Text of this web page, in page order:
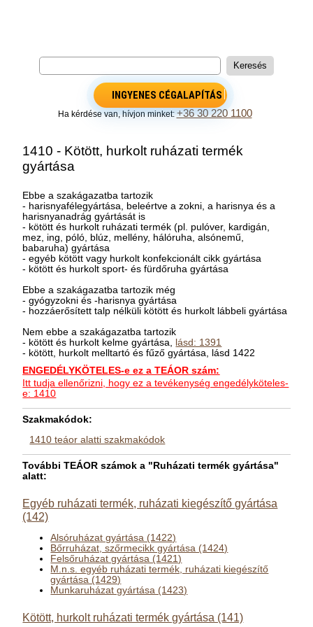
INGYENES CÉGALAPÍTÁS
Ha kérdése van, hívjon minket:+36 30 220 1100
1410 - Kötött, hurkolt ruházati termék
gyártása
Ebbe a szakágazatba tartozik
- harisnyafélegyártása, beleértve a zokni, a harisnya és a
harisnyanadrág gyártását is
- kötött és hurkolt ruházati termék (pl. pulóver, kardigán,
mez, ing, póló, blúz, mellény, hálóruha, alsónemű,
babaruha) gyártása
- egyéb kötött vagy hurkolt konfekcionált cikk gyártása
- kötött és hurkolt sport- és fürdőruha gyártása
Ebbe a szakágazatba tartozik még
- gyógyzokni és -harisnya gyártása
- hozzáerősített talp nélküli kötött és hurkolt lábbeli gyártása
Nem ebbe a szakágazatba tartozik
- kötött és hurkolt kelme gyártása, lásd: 1391
- kötött, hurkolt melltartó és fűző gyártása, lásd 1422
ENGEDÉLYKÖTELES-e ez a TEÁOR szám:
Itt tudja ellenőrizni, hogy ez a tevékenység engedélyköteles-
e: 1410
Szakmakódok:
1410 teáor alatti szakmakódok
További TEÁOR számok a "Ruházati termék gyártása"
alatt:
Egyéb ruházati termék, ruházati kiegészítő gyártása
(142)
Alsóruházat gyártása (1422)
Bőrruházat, szőrmecikk gyártása (1424)
Felsőruházat gyártása (1421)
M.n.s. egyéb ruházati termék, ruházati kiegészítő
gyártása (1429)
Munkaruházat gyártása (1423)
Kötött, hurkolt ruházati termék gyártása (141)